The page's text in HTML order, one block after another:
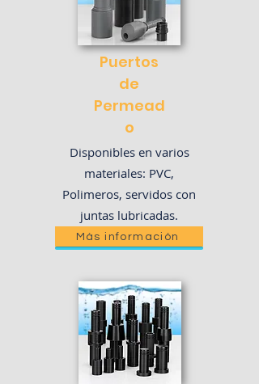
Puertos
de
Permead
o
Disponibles en varios
materiales: PVC,
Polimeros, servidos con
juntas lubricadas.
Más información